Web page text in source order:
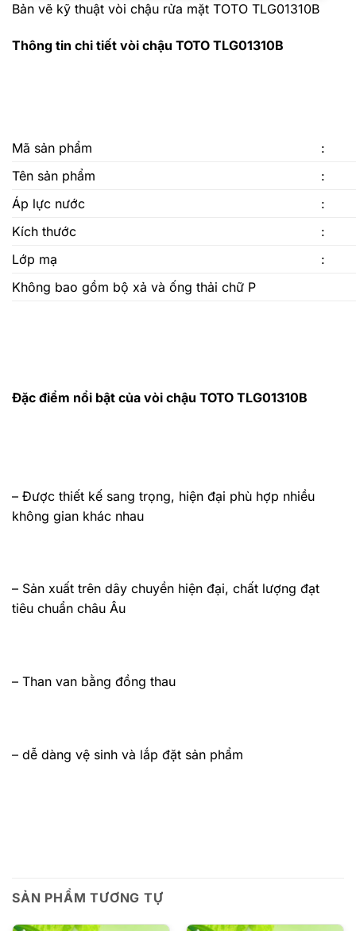
Bản vẽ kỹ thuật vòi chậu rửa mặt TOTO TLG01310B
Thông tin chi tiết vòi chậu TOTO TLG01310B
Mã sản phẩm
:
Tên sản phẩm
:
Áp lực nước
:
Kích thước
:
Lớp mạ
:
Không bao gồm bộ xả và ống thải chữ P
Đặc điểm nổi bật của vòi chậu TOTO TLG01310B
– Được thiết kế sang trọng, hiện đại phù hợp nhiều
không gian khác nhau
– Sản xuất trên dây chuyền hiện đại, chất lượng đạt
tiêu chuẩn châu Âu
– Than van bằng đồng thau
– dễ dàng vệ sinh và lắp đặt sản phẩm
SẢN PHẨM TƯƠNG TỰ